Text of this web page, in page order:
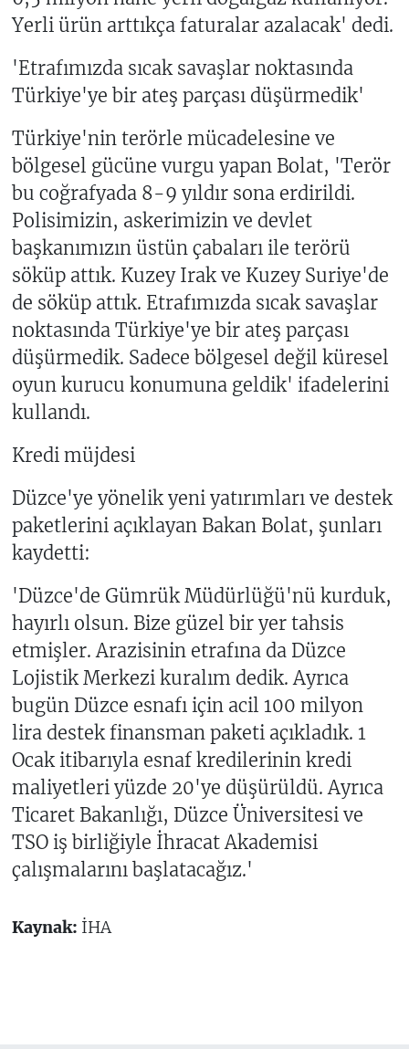
Yerli ürün arttıkça faturalar azalacak' dedi.
'Etrafımızda sıcak savaşlar noktasında
Türkiye'ye bir ateş parçası düşürmedik'
Türkiye'nin terörle mücadelesine ve
bölgesel gücüne vurgu yapan Bolat, 'Terör
bu coğrafyada 8-9 yıldır sona erdirildi.
Polisimizin, askerimizin ve devlet
başkanımızın üstün çabaları ile terörü
söküp attık. Kuzey Irak ve Kuzey Suriye'de
de söküp attık. Etrafımızda sıcak savaşlar
noktasında Türkiye'ye bir ateş parçası
düşürmedik. Sadece bölgesel değil küresel
oyun kurucu konumuna geldik' ifadelerini
kullandı.
Kredi müjdesi
Düzce'ye yönelik yeni yatırımları ve destek
paketlerini açıklayan Bakan Bolat, şunları
kaydetti:
'Düzce'de Gümrük Müdürlüğü'nü kurduk,
hayırlı olsun. Bize güzel bir yer tahsis
etmişler. Arazisinin etrafına da Düzce
Lojistik Merkezi kuralım dedik. Ayrıca
bugün Düzce esnafı için acil 100 milyon
lira destek finansman paketi açıkladık. 1
Ocak itibarıyla esnaf kredilerinin kredi
maliyetleri yüzde 20'ye düşürüldü. Ayrıca
Ticaret Bakanlığı, Düzce Üniversitesi ve
TSO iş birliğiyle İhracat Akademisi
çalışmalarını başlatacağız.'
Kaynak: İHA